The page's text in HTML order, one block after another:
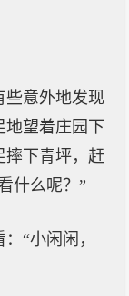
些意外地发现
地望着庄园下
摔下青坪，赶
什么呢？”
“小闲闲，